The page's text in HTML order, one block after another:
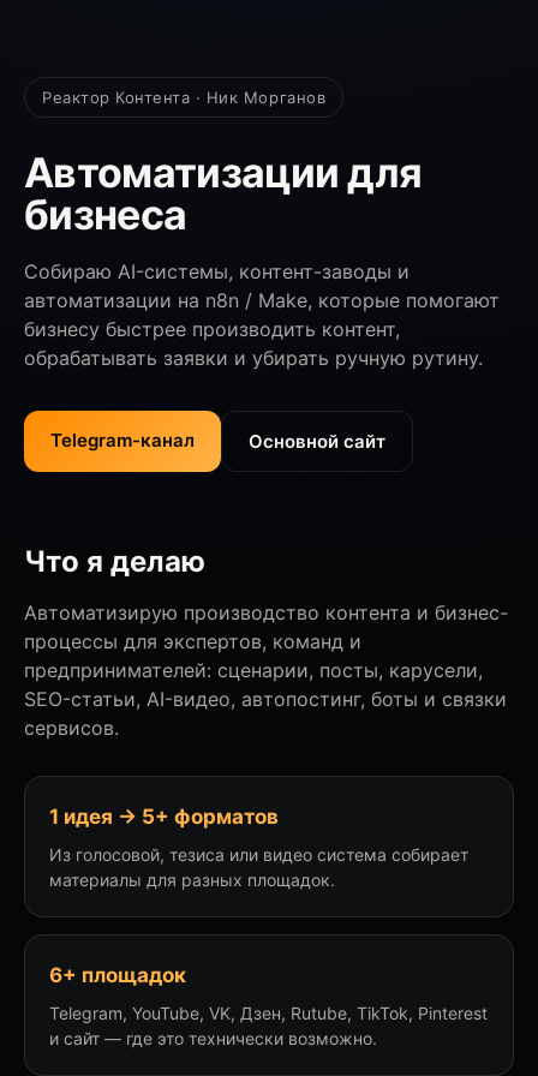
Реактор Контента · Ник Морганов
Автоматизации для
бизнеса
Собираю AI-системы, контент-заводы и
автоматизации на n8n / Make, которые помогают
бизнесу быстрее производить контент,
обрабатывать заявки и убирать ручную рутину.
Telegram-канал Основной сайт
Что я делаю
Автоматизирую производство контента и бизнес-
процессы для экспертов, команд и
предпринимателей: сценарии, посты, карусели,
SEO-статьи, AI-видео, автопостинг, боты и связки
сервисов.
1 идея → 5+ форматов
Из голосовой, тезиса или видео система собирает
материалы для разных площадок.
6+ площадок
Telegram, YouTube, VK, Дзен, Rutube, TikTok, Pinterest
и сайт — где это технически возможно.